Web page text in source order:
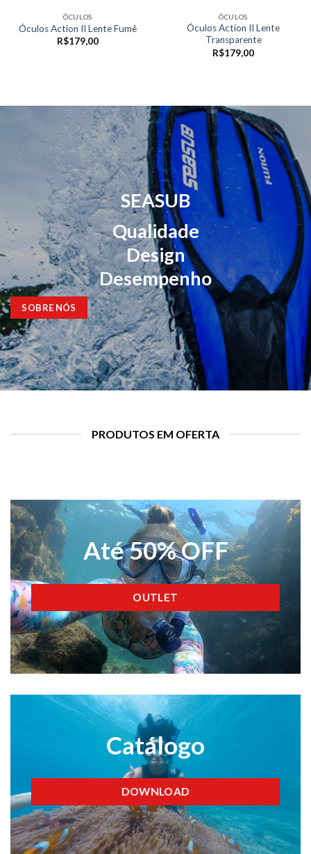
ÓCULOS
Óculos Action II Lente Fumê
R$179,00
ÓCULOS
Óculos Action II Lente
Transparente
R$179,00
SEASUB
Qualidade
Design
Desempenho
SOBRE NÓS
PRODUTOS EM OFERTA
Até 50% OFF
OUTLET
Catálogo
DOWNLOAD